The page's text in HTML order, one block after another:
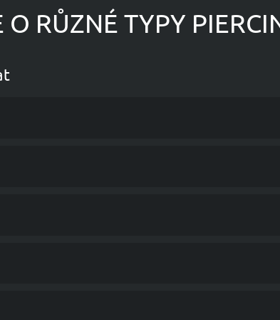
RŮZNÉ TYPY